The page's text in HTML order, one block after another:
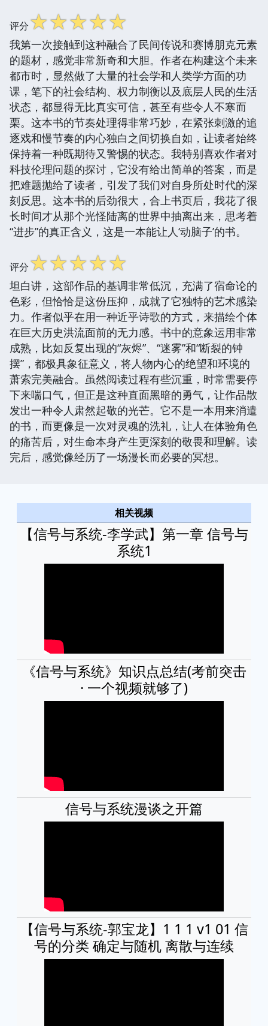
评分☆☆☆☆☆
我第一次接触到这种融合了民间传说和赛博朋克元素
的题材，感觉非常新奇和大胆。作者在构建这个未来
都市时，显然做了大量的社会学和人类学方面的功
课，笔下的社会结构、权力制衡以及底层人民的生活
状态，都显得无比真实可信，甚至有些令人不寒而
栗。这本书的节奏处理得非常巧妙，在紧张刺激的追
逐戏和慢节奏的内心独白之间切换自如，让读者始终
保持着一种既期待又警惕的状态。我特别喜欢作者对
科技伦理问题的探讨，它没有给出简单的答案，而是
把难题抛给了读者，引发了我们对自身所处时代的深
刻反思。这本书的后劲很大，合上书页后，我花了很
长时间才从那个光怪陆离的世界中抽离出来，思考着
“进步”的真正含义，这是一本能让人‘动脑子’的书。
评分☆☆☆☆☆
坦白讲，这部作品的基调非常低沉，充满了宿命论的
色彩，但恰恰是这份压抑，成就了它独特的艺术感染
力。作者似乎在用一种近乎诗歌的方式，来描绘个体
在巨大历史洪流面前的无力感。书中的意象运用非常
成熟，比如反复出现的“灰烬”、“迷雾”和“断裂的钟
摆”，都极具象征意义，将人物内心的绝望和环境的
萧索完美融合。虽然阅读过程有些沉重，时常需要停
下来喘口气，但正是这种直面黑暗的勇气，让作品散
发出一种令人肃然起敬的光芒。它不是一本用来消遣
的书，而更像是一次对灵魂的洗礼，让人在体验角色
的痛苦后，对生命本身产生更深刻的敬畏和理解。读
完后，感觉像经历了一场漫长而必要的冥想。
相关视频
【信号与系统-李学武】第一章 信号与
系统1
《信号与系统》知识点总结(考前突击
· 一个视频就够了)
信号与系统漫谈之开篇
【信号与系统-郭宝龙】1 1 1 v1 01 信
号的分类 确定与随机 离散与连续